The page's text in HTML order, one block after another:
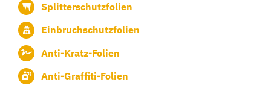
Splitterschutzfolien
Einbruchschutzfolien
Anti-Kratz-Folien
Anti-Graffiti-Folien